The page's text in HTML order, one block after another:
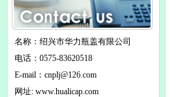
名称：绍兴市华力瓶盖有限公司
电话：0575-83620518
E-mail： cnplj@126.com
网址: www.hualicap.com